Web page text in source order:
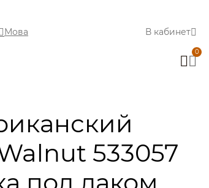
Мова В кабинет
0
533057